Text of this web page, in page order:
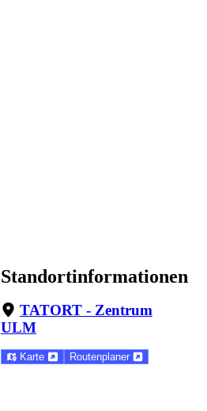
Standortinformationen
TATORT - Zentrum
ULM
Karte Routenplaner